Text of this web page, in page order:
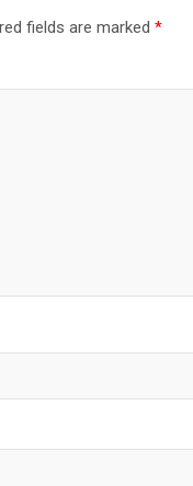
fields are marked *